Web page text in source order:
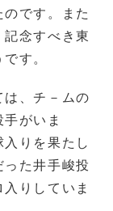
です。また
念すべき東
す。
、チ－ムの
がいま
りを果たし
た井手峻投
りしていま